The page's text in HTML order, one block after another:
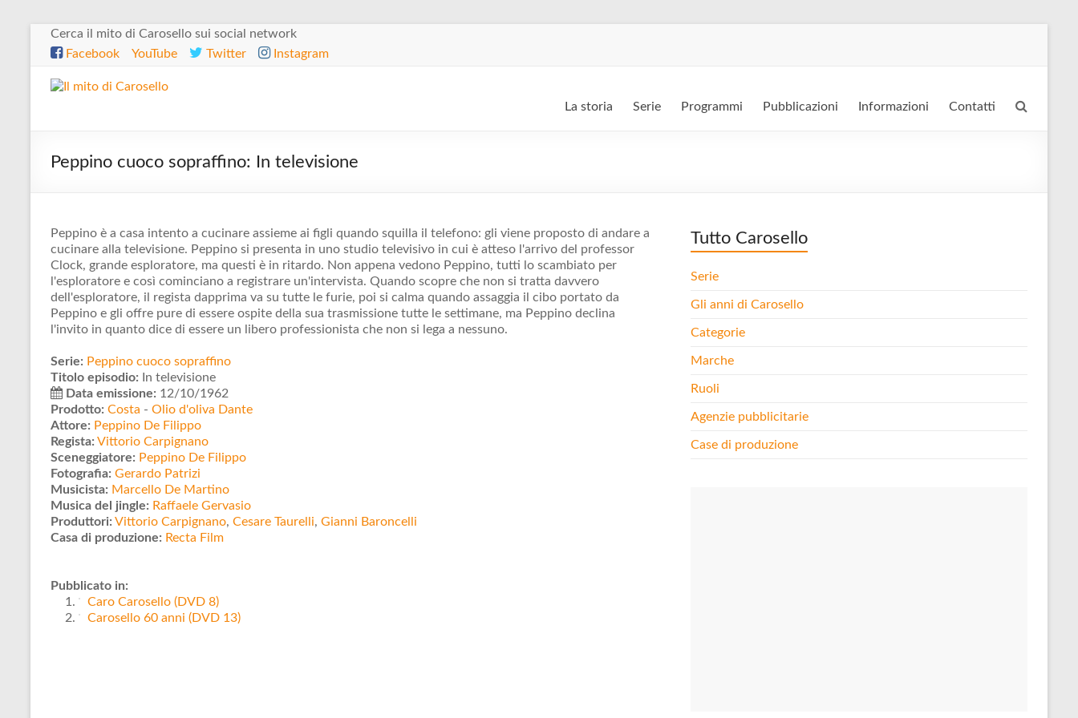
SaltaCerca il mito di Carosello sui social network
Facebook
YouTube Twitter Instagram
Il
di
La storia Serie Programmi Pubblicazioni Informazioni Contatti
Peppino cuoco sopraffino: In televisione
Peppino è a casa intento a cucinare assieme ai figli quando squilla il telefono: gli viene proposto di andare a
cucinare alla televisione. Peppino si presenta in uno studio televisivo in cui è atteso l'arrivo del professor
Clock, grande esploratore, ma questi è in ritardo. Non appena vedono Peppino, tutti lo scambiato per
l'esploratore e così cominciano a registrare un'intervista. Quando scopre che non si tratta davvero
dell'esploratore, il regista dapprima va su tutte le furie, poi si calma quando assaggia il cibo portato da
Peppino e gli offre pure di essere ospite della sua trasmissione tutte le settimane, ma Peppino declina
l'invito in quanto dice di essere un libero professionista che non si lega a nessuno.
Serie: Peppino cuoco sopraffino
Titolo episodio: In televisione
Data emissione: 12/10/1962
Prodotto: Costa - Olio d'oliva Dante
Attore: Peppino De Filippo
Regista: Vittorio Carpignano
Sceneggiatore: Peppino De Filippo
Fotografia: Gerardo Patrizi
Musicista: Marcello De Martino
Musica del jingle: Raffaele Gervasio
Produttori: Vittorio Carpignano, Cesare Taurelli, Gianni Baroncelli
Casa di produzione: Recta Film
Pubblicato in:
Caro Carosello (DVD 8)
Carosello 60 anni (DVD 13)
Tutto Carosello
Serie
Gli anni di Carosello
Categorie
Marche
Ruoli
Agenzie pubblicitarie
Case di produzione